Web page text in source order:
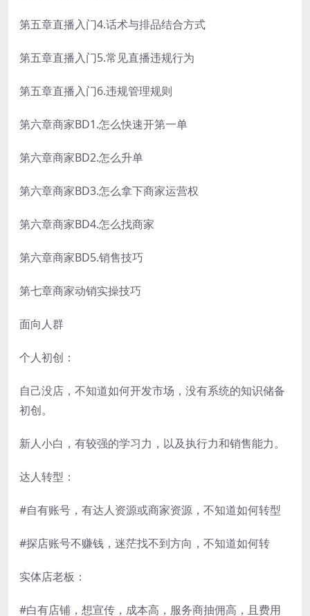
第五章直播入门4.话术与排品结合方式
第五章直播入门5.常见直播违规行为
第五章直播入门6.违规管理规则
第六章商家BD1.怎么快速开第一单
第六章商家BD2.怎么升单
第六章商家BD3.怎么拿下商家运营权
第六章商家BD4.怎么找商家
第六章商家BD5.销售技巧
第七章商家动销实操技巧
面向人群
个人初创：
自己没店，不知道如何开发市场，没有系统的知识储备
初创。
新人小白，有较强的学习力，以及执行力和销售能力。
达人转型：
#自有账号，有达人资源或商家资源，不知道如何转型
#探店账号不赚钱，迷茫找不到方向，不知道如何转
实体店老板：
#白有店铺，想宣传，成本高，服务商抽佣高，且费用